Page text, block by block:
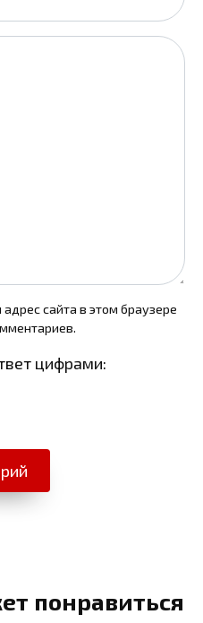
сайта в этом браузере
цифрами:
понравиться